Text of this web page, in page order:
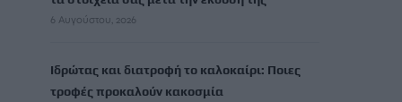
6 Αυγούστου, 2026
Ιδρώτας και διατροφή το καλοκαίρι: Ποιες
τροφές προκαλούν κακοσμία